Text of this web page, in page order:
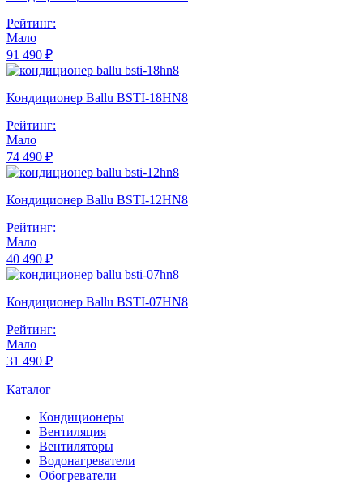
Рейтинг:
Мало
91 490 ₽
Кондиционер Ballu BSTI-18HN8
Рейтинг:
Мало
74 490 ₽
Кондиционер Ballu BSTI-12HN8
Рейтинг:
Мало
40 490 ₽
Кондиционер Ballu BSTI-07HN8
Рейтинг:
Мало
31 490 ₽
Каталог
Кондиционеры
Вентиляция
Вентиляторы
Водонагреватели
Обогреватели